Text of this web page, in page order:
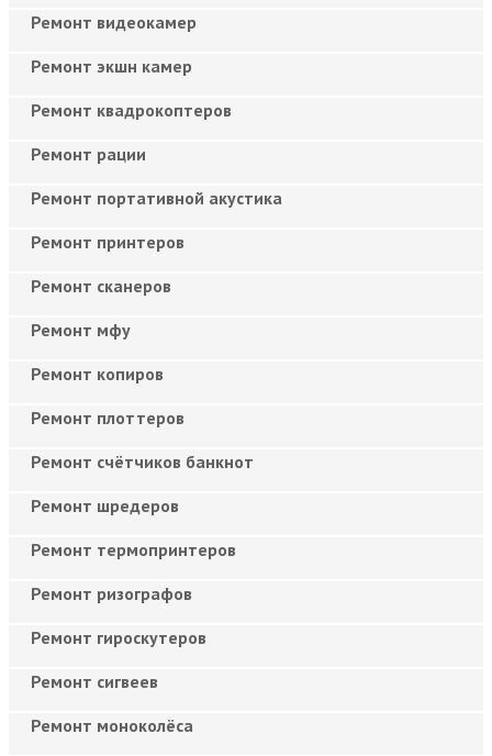
Ремонт видеокамер
Ремонт экшн камер
Ремонт квадрокоптеров
Ремонт рации
Ремонт портативной акустика
Ремонт принтеров
Ремонт сканеров
Ремонт мфу
Ремонт копиров
Ремонт плоттеров
Ремонт счётчиков банкнот
Ремонт шредеров
Ремонт термопринтеров
Ремонт ризографов
Ремонт гироскутеров
Ремонт сигвеев
Ремонт моноколёса